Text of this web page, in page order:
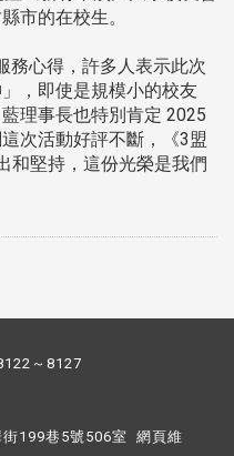
市的在校生。
務心得，許多人表示此次
，即使是規模小的校友
理事長也特別肯定 2025
次活動好評不斷，《3盟
和堅持，這份光榮是我們
～8127
199巷5號506室 網頁維